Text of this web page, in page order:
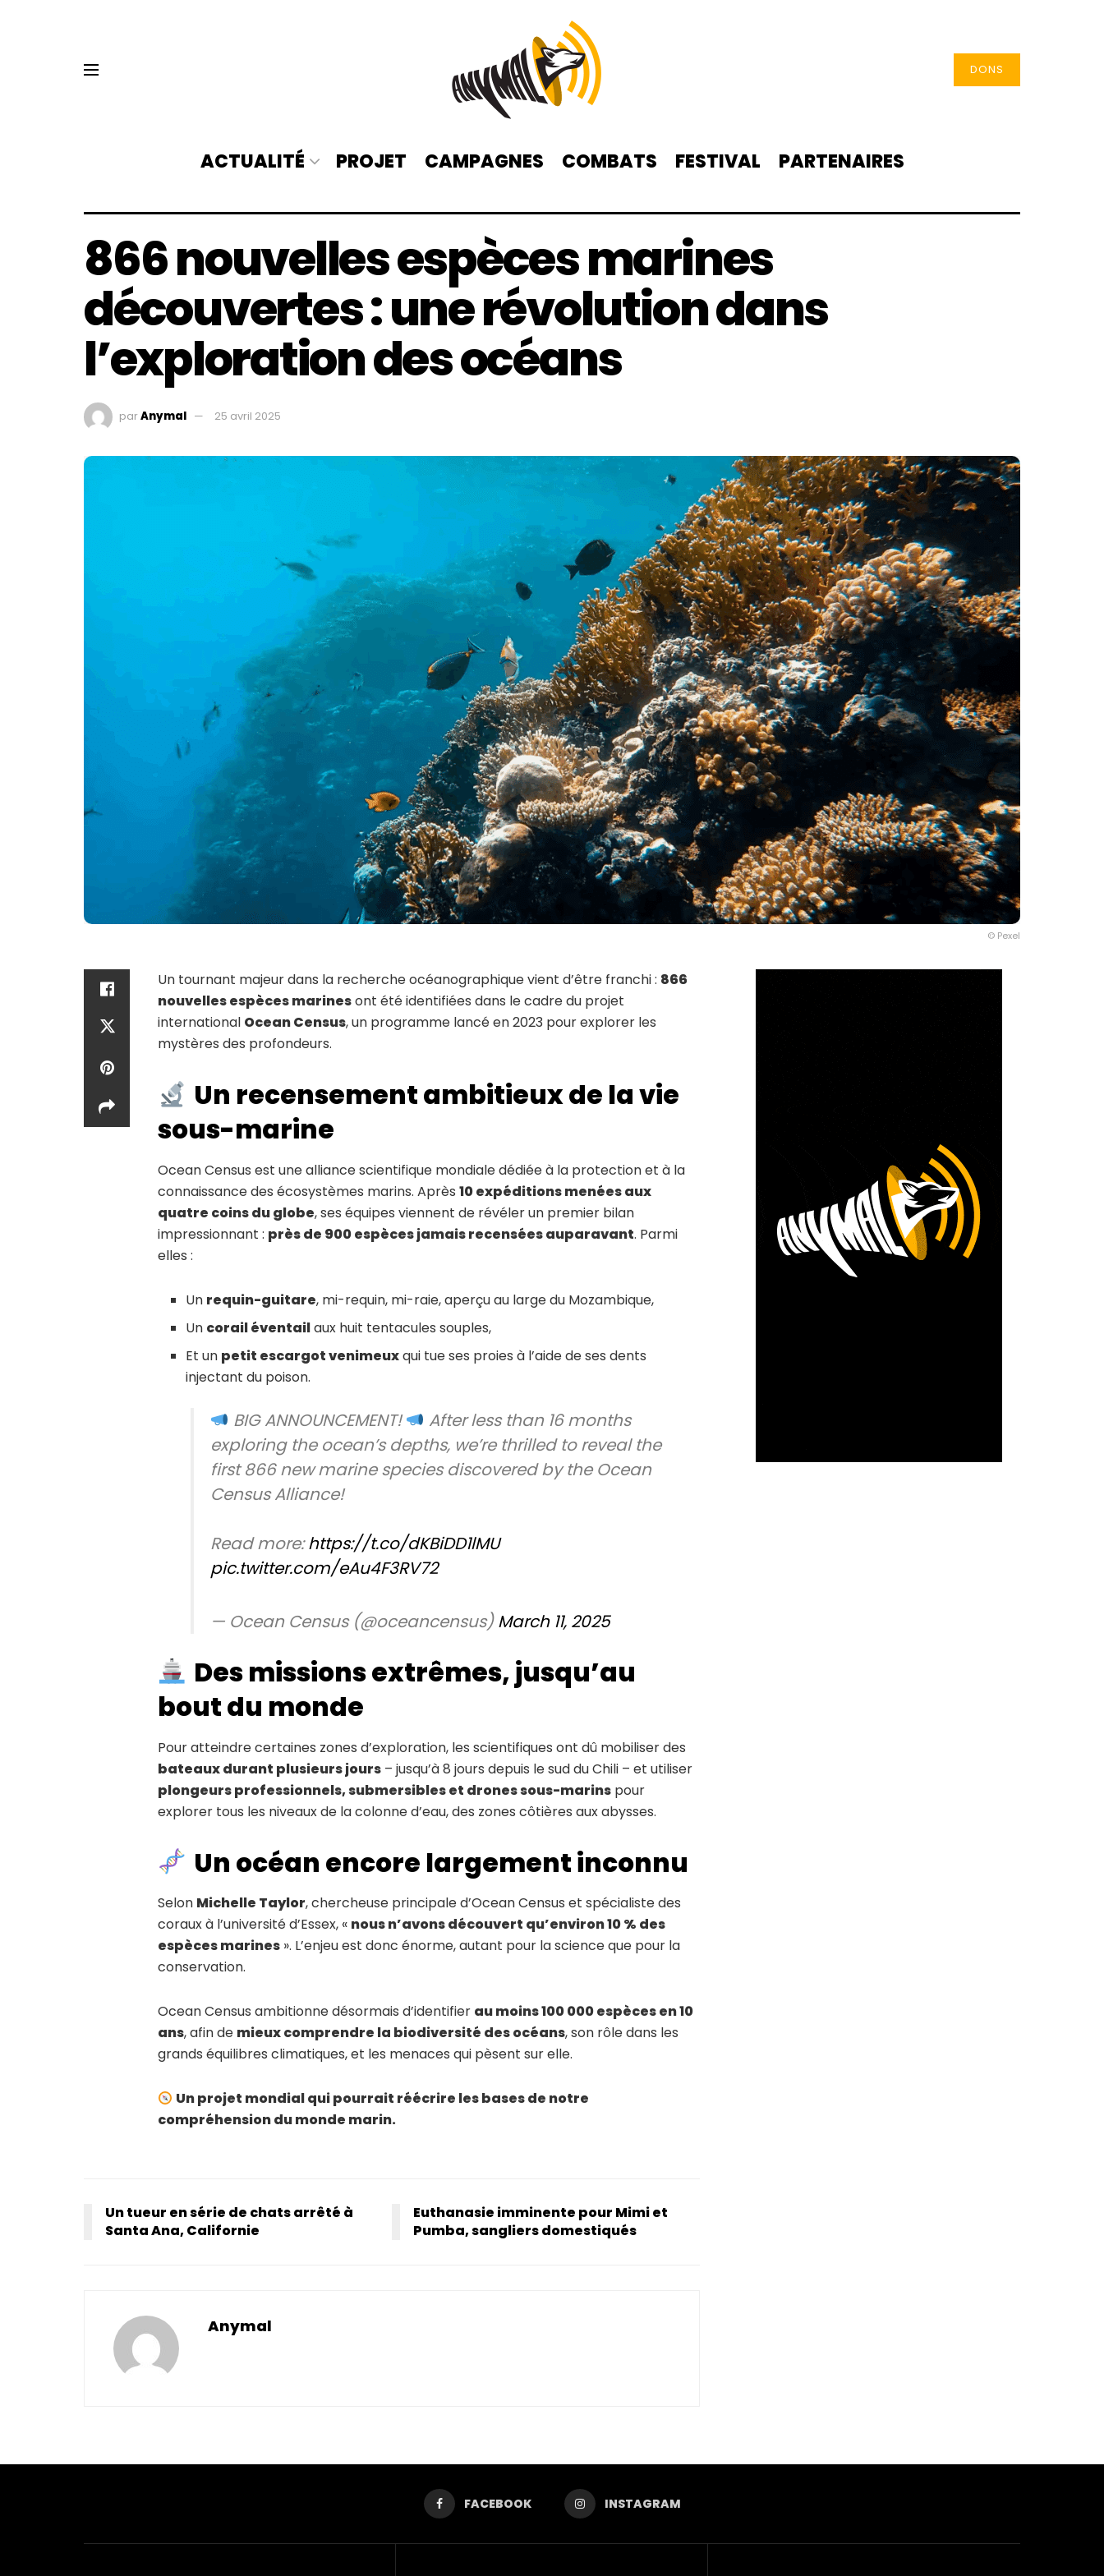
DONS
ACTUALITÉ PROJET CAMPAGNES COMBATS FESTIVAL PARTENAIRES
866 nouvelles espèces marines
découvertes : une révolution dans
l’exploration des océans
parAnymal 25 avril 2025
© Pexel
Un tournant majeur dans la recherche océanographique vient d’être franchi : 866
nouvelles espèces marinesont été identifiées dans le cadre du projet
international Ocean Census, un programme lancé en 2023 pour explorer les
mystères des profondeurs.
Un recensement ambitieux de la vie
sous-marine
Ocean Census est une alliance scientifique mondiale dédiée à la protection et à la
connaissance des écosystèmes marins. Après 10 expéditions menées aux
quatre coins du globe, ses équipes viennent de révéler un premier bilan
impressionnant : près de 900 espèces jamais recensées auparavant. Parmi
elles :
Un requin-guitare, mi-requin, mi-raie, aperçu au large du Mozambique,
Un corail éventailaux huit tentacules souples,
Et un petit escargot venimeuxqui tue ses proies à l’aide de ses dents
injectant du poison.
BIG ANNOUNCEMENT!
After less than 16 months
exploring the ocean’s depths, we’re thrilled to reveal the
first 866 new marine species discovered by the Ocean
Census Alliance!
Read more:https://t.co/dKBiDD1lMU
pic.twitter.com/eAu4F3RV72
— Ocean Census (@oceancensus)March 11, 2025
Des missions extrêmes, jusqu’au
bout du monde
Pour atteindre certaines zones d’exploration, les scientifiques ont dû mobiliser des
bateaux durant plusieurs jours – jusqu’à 8 jours depuis le sud du Chili – et utiliser
plongeurs professionnels, submersibles et drones sous-marins pour
explorer tous les niveaux de la colonne d’eau, des zones côtières aux abysses.
Un océan encore largement inconnu
Selon Michelle Taylor, chercheuse principale d’Ocean Census et spécialiste des
coraux à l’université d’Essex, « nous n’avons découvert qu’environ 10 % des
espèces marines ». L’enjeu est donc énorme, autant pour la science que pour la
conservation.
Ocean Census ambitionne désormais d’identifier au moins 100 000 espèces en 10
ans, afin de mieux comprendre la biodiversité des océans, son rôle dans les
grands équilibres climatiques, et les menaces qui pèsent sur elle.
Un projet mondial qui pourrait réécrire les bases de notre
compréhension du monde marin.
Un tueur en série de chats arrêté à
Santa Ana, Californie
Euthanasie imminente pour Mimi et
Pumba, sangliers domestiqués
Anymal
FACEBOOK INSTAGRAM